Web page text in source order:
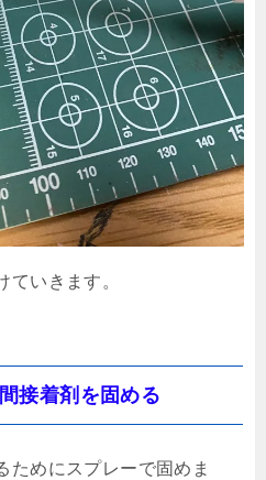
ていきます。
接着剤を固める
ためにスプレーで固めま